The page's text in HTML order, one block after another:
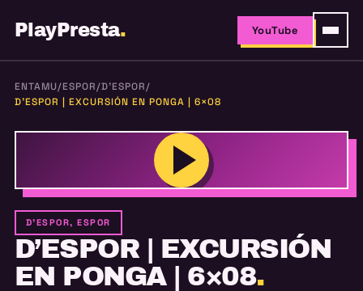
PlayPresta. YouTube
ENTAMU/ESPOR/D'ESPOR/
D’ESPOR | EXCURSIÓN EN PONGA | 6×08
D'ESPOR, ESPOR
D’ESPOR | EXCURSIÓN
EN PONGA | 6×08.